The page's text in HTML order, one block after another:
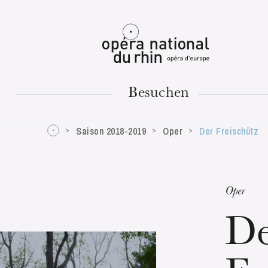
Mulhouse
Besuchen
Saison 2018-2019 Oper Der Freischütz
Oper